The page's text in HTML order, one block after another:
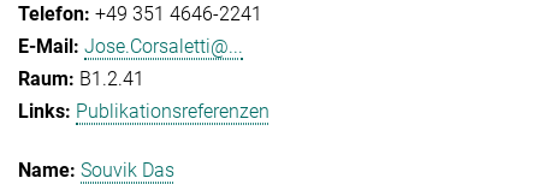
+49 351 4646-2241
Jose.Corsaletti@...
B1.2.41
Publikationsreferenzen
Souvik Das